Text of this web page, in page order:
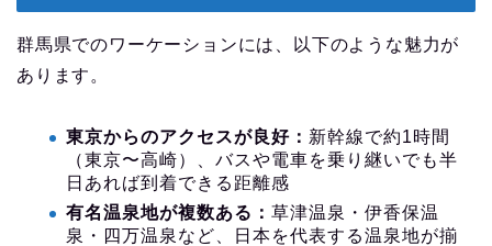
群馬県でのワーケーションには、以下のような魅力が
あります。
東京からのアクセスが良好： 新幹線で約1時間
（東京〜高崎）、バスや電車を乗り継いでも半
日あれば到着できる距離感
有名温泉地が複数ある： 草津温泉・伊香保温
泉・四万温泉など、日本を代表する温泉地が揃